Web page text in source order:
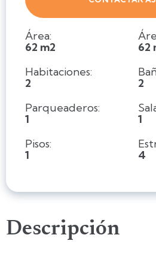
Área:
62 m2
62
Habitaciones:
2
2
Parqueaderos:
1
1
Pisos:
1
4
Descripción